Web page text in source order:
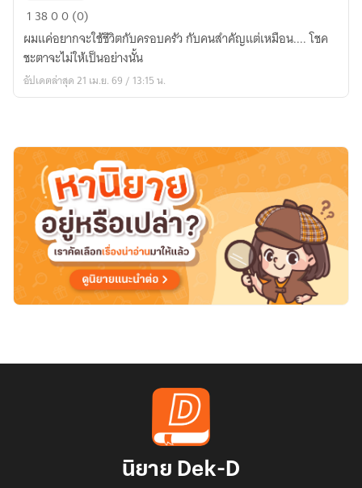
ยัง
ได้
คิด
เลย
1 3800 (0)
ผมแค่อยากจะใช้ชีวิตกับครอบครัว กับคนสำคัญแต่เหมือน.... โชค
ชะตาจะไม่ให้เป็นอย่างนั้น
อัปเดตล่าสุด 21 เม.ย. 69 / 13:15 น.
นิยาย Dek-D